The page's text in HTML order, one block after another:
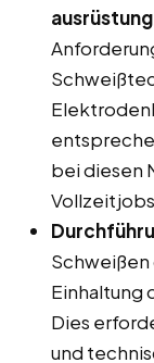
ausrüstung
bei diesen
Einhaltung
Dies
und